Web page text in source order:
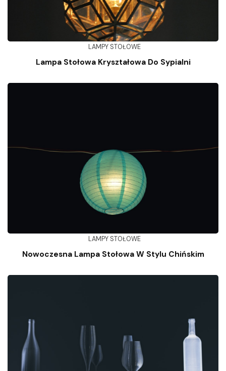
LAMPY STOŁOWE
Lampa Stołowa Kryształowa Do Sypialni
LAMPY STOŁOWE
Nowoczesna Lampa Stołowa W Stylu Chińskim